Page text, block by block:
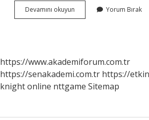
Devamını okuyun Beslenme
Ve
Açabilir
Mi
Yorum Bırak
https://www.akademiforum.com.tr
https://senakademi.com.tr https://
knight online nttgame Sitemap